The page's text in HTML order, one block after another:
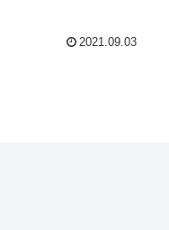
2021.09.03